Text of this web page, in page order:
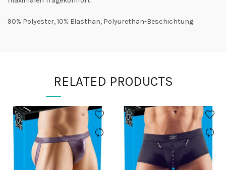
90% Polyester, 10% Elasthan, Polyurethan-Beschichtung.
RELATED PRODUCTS